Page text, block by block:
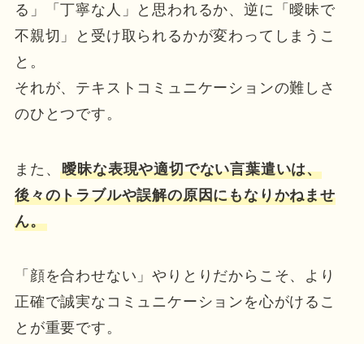
る」「丁寧な人」と思われるか、逆に「曖昧で
不親切」と受け取られるかが変わってしまうこ
と。
それが、テキストコミュニケーションの難しさ
のひとつです。
また、曖昧な表現や適切でない言葉遣いは、
後々のトラブルや誤解の原因にもなりかねませ
ん。
「顔を合わせない」やりとりだからこそ、より
正確で誠実なコミュニケーションを心がけるこ
とが重要です。